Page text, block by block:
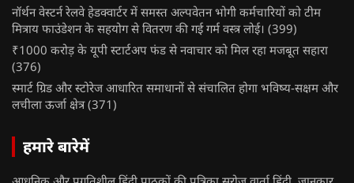
नॉर्थन वेस्टर्न रेलवे हेडक्वार्टर में समस्त अल्पवेतन भोगी कर्मचारियों को टीम
मित्राय फाउंडेशन के सहयोग से वितरण की गई गर्म वस्त्र लोई। (399)
₹1000 करोड़ के यूपी स्टार्टअप फंड से नवाचार को मिल रहा मजबूत सहारा
(376)
स्मार्ट ग्रिड और स्टोरेज आधारित समाधानों से संचालित होगा भविष्य-सक्षम और
लचीला ऊर्जा क्षेत्र (371)
हमारे बारेमें